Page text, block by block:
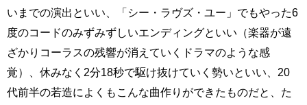
いまでの演出といい、「シー・ラヴズ・ユー」でもやった6
度のコードのみずみずしいエンディングといい（楽器が遠
ざかりコーラスの残響が消えていくドラマのような感
覚）、休みなく2分18秒で駆け抜けていく勢いといい、20
代前半の若造によくもこんな曲作りができたものだと、た